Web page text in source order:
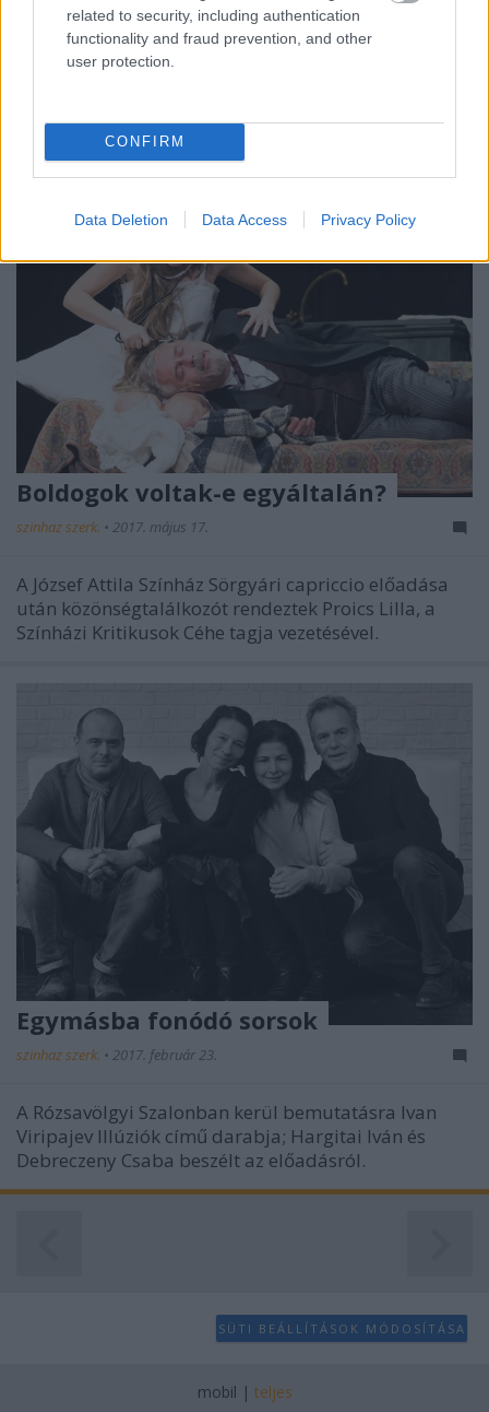
related to security, including authentication
functionality and fraud prevention, and other
user protection.
CONFIRM
Data Deletion Data Access Privacy Policy
Az ember tragédiája 1-et a Vörösmarty Színház
társulatának teljes közreműködésével a 200 éves
Boldogok voltak-e egyáltalán?
szinhaz szerk. • 2017. május 17.
A József Attila Színház Sörgyári capriccio előadása
után közönségtalálkozót rendeztek Proics Lilla, a
Színházi Kritikusok Céhe tagja vezetésével.
Egymásba fonódó sorsok
szinhaz szerk. • 2017. február 23.
A Rózsavölgyi Szalonban kerül bemutatásra Ivan
Viripajev Illúziók című darabja; Hargitai Iván és
Debreczeny Csaba beszélt az előadásról.
SÜTI BEÁLLÍTÁSOK MÓDOSÍTÁSA
mobil | teljes